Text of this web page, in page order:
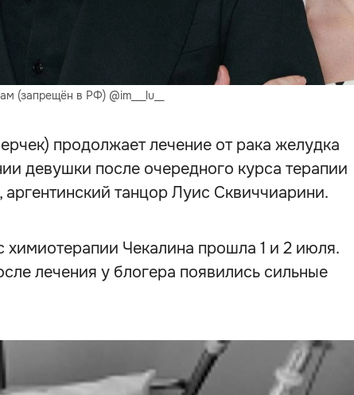
(запрещён в РФ) @im___lu__
продолжает лечение от рака желудка
девушки после очередного курса терапии
танцор Луис Сквиччиарини.
химиотерапии Чекалина прошла 1 и 2 июля.
лечения у блогера появились сильные